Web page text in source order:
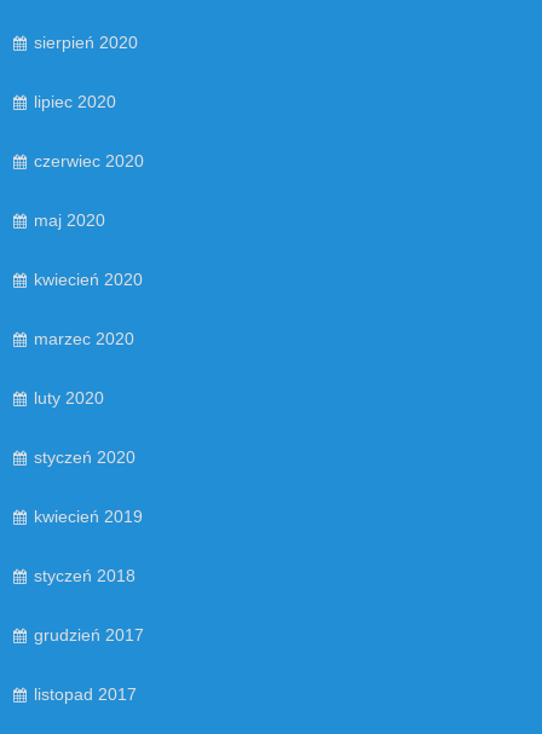
sierpień 2020
lipiec 2020
czerwiec 2020
maj 2020
kwiecień 2020
marzec 2020
luty 2020
styczeń 2020
kwiecień 2019
styczeń 2018
grudzień 2017
listopad 2017